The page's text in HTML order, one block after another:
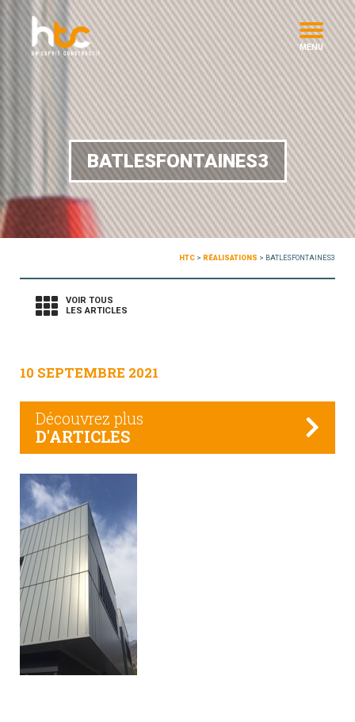
MENU
BATLESFONTAINES3
HTC > RÉALISATIONS > BATLESFONTAINES3
VOIR TOUS
LES ARTICLES
10 SEPTEMBRE 2021
Découvrez plus
D'ARTICLES